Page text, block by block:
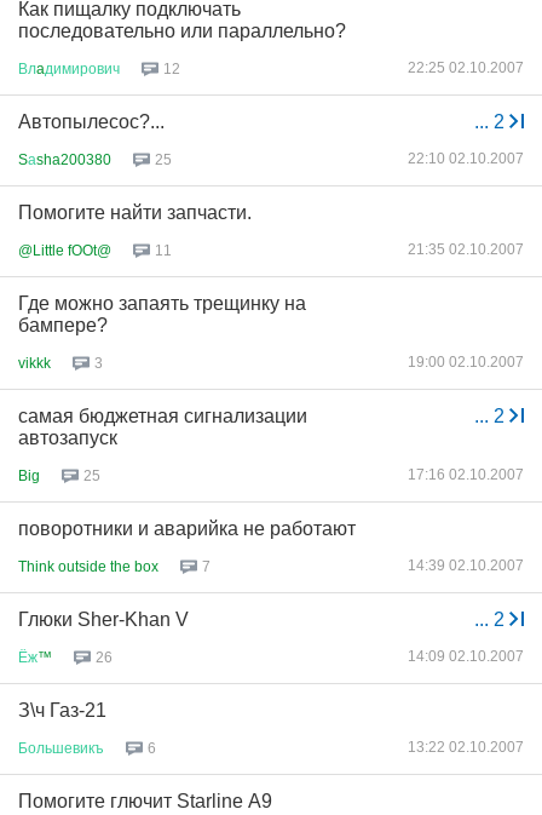
Как пищалку подключать
последовательно или параллельно?
Влaдимирович 12 22:25 02.10.2007
... 2
Автопылесос?...
Sаsha200380 25 22:10 02.10.2007
Помогите найти запчасти.
@Little fOOt@ 11 21:35 02.10.2007
Где можно запаять трещинку на
бампере?
vikkk 3 19:00 02.10.2007
... 2
самая бюджетная сигнализации
автозапуск
Big 25 17:16 02.10.2007
поворотники и аварийка не работают
Think outside the box 7 14:39 02.10.2007
... 2
Глюки Sher-Khan V
Ёж™ 26 14:09 02.10.2007
З\ч Газ-21
Большевикъ 6 13:22 02.10.2007
Помогите глючит Starline А9